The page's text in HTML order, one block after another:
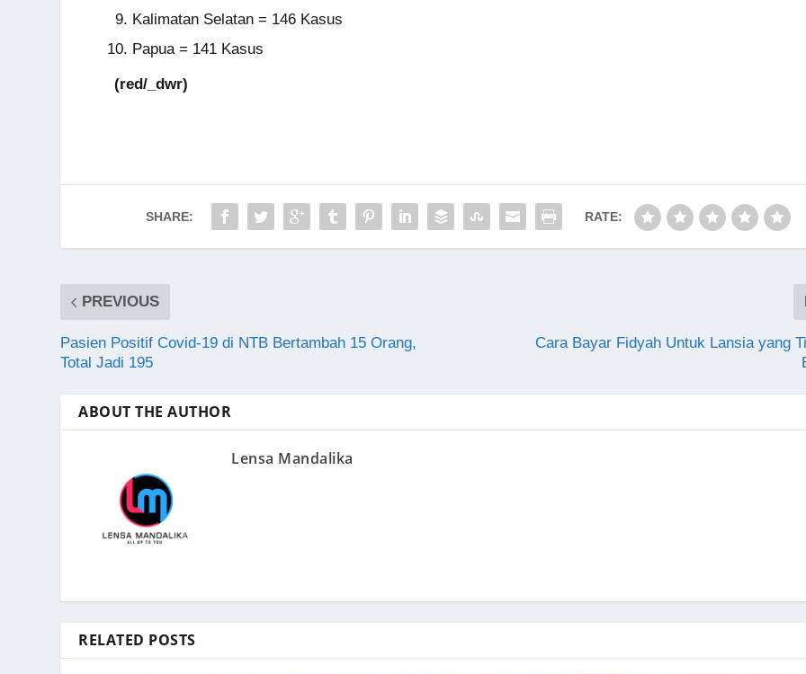
Kalimatan Selatan = 146 Kasus
Papua = 141 Kasus
(red/_dwr)
SHARE: RATE:
PREVIOUS
Pasien Positif Covid-19 di NTB Bertambah 15 Orang,
Total Jadi 195
Cara Bayar Fidyah Untuk Lansia yang
ABOUT THE AUTHOR
Lensa Mandalika
RELATED POSTS